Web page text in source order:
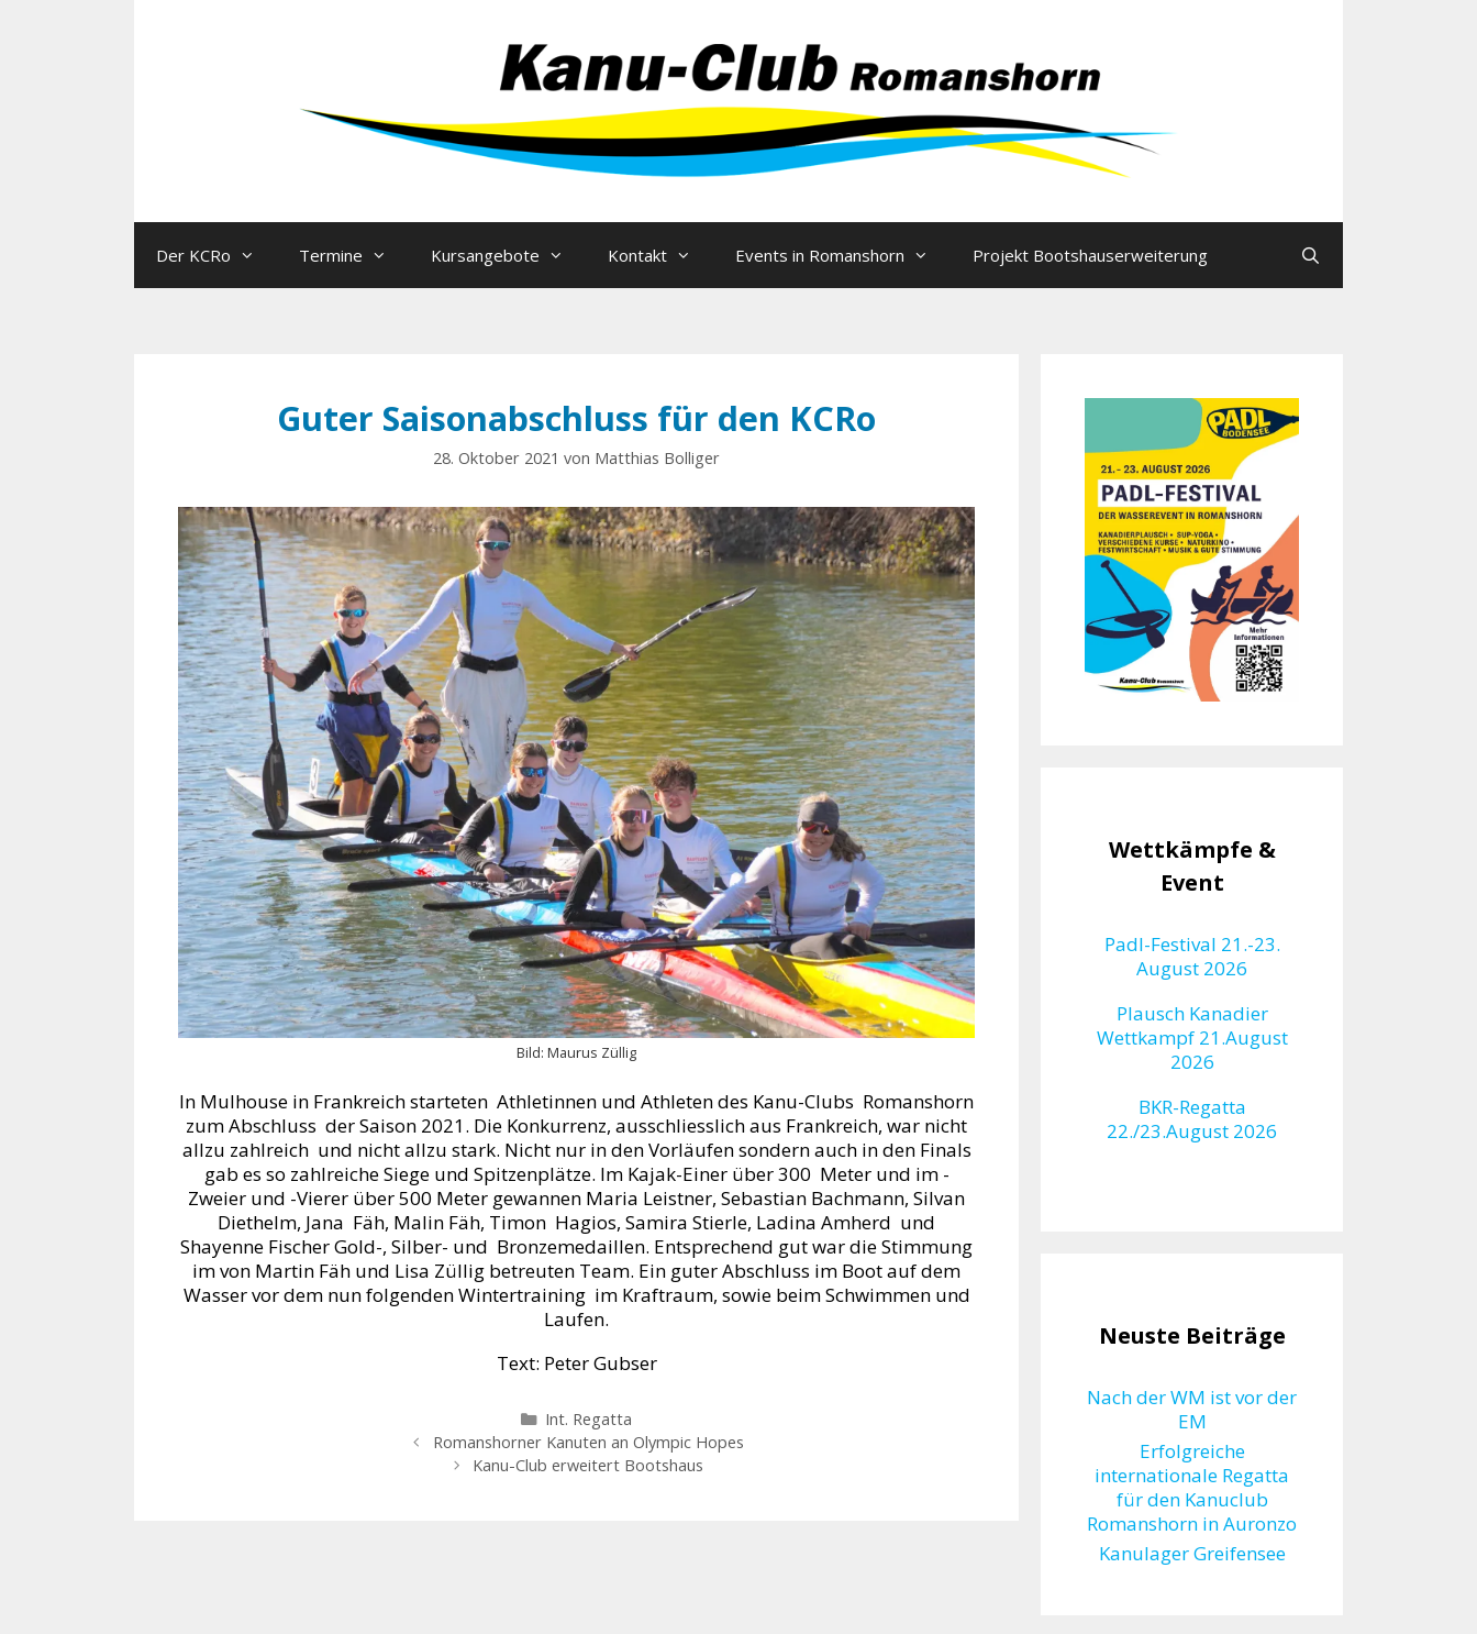
springen
Der KCRo Termine Kursangebote Kontakt Events in Romanshorn Projekt Bootshauserweiterung
Guter Saisonabschluss für den KCRo
28. Oktober 2021 von Matthias Bolliger
Bild: Maurus Züllig
In Mulhouse in Frankreich starteten Athletinnen und Athleten des Kanu-Clubs Romanshorn
zum Abschluss der Saison 2021. Die Konkurrenz, ausschliesslich aus Frankreich, war nicht
allzu zahlreich und nicht allzu stark. Nicht nur in den Vorläufen sondern auch in den Finals
gab es so zahlreiche Siege und Spitzenplätze. Im Kajak-Einer über 300 Meter und im -
Zweier und -Vierer über 500 Meter gewannen Maria Leistner, Sebastian Bachmann, Silvan
Diethelm, Jana Fäh, Malin Fäh, Timon Hagios, Samira Stierle, Ladina Amherd und
Shayenne Fischer Gold-, Silber- und Bronzemedaillen. Entsprechend gut war die Stimmung
im von Martin Fäh und Lisa Züllig betreuten Team. Ein guter Abschluss im Boot auf dem
Wasser vor dem nun folgenden Wintertraining im Kraftraum, sowie beim Schwimmen und
Laufen.
Text: Peter Gubser
Kategorien
Int. Regatta
Romanshorner Kanuten an Olympic Hopes
Kanu-Club erweitert Bootshaus
Wettkämpfe &
Event
Padl-Festival 21.-23.
August 2026
Plausch Kanadier
Wettkampf 21.August
2026
BKR-Regatta
22./23.August 2026
Neuste Beiträge
Nach der WM ist vor der
EM
Erfolgreiche
internationale Regatta
für den Kanuclub
Romanshorn in Auronzo
Kanulager Greifensee